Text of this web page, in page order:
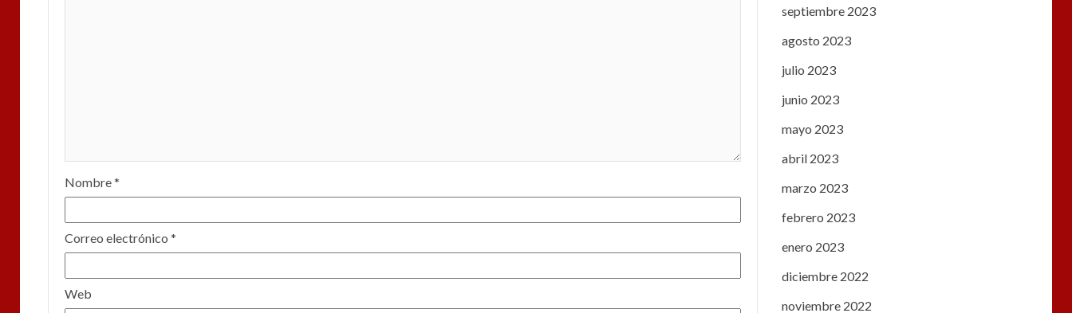
Nombre*
Correo electrónico *
Web
septiembre 2023
agosto 2023
julio 2023
junio 2023
mayo 2023
abril 2023
marzo 2023
febrero 2023
enero 2023
diciembre 2022
noviembre 2022